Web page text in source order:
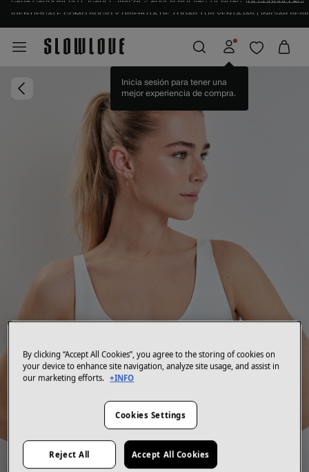
IDENTIFÍCATE COMO SOCIO Y DISFRUTA DE TODAS TUS VENTAJAS | INICIAR
Inicia sesión para tener una
mejor experiencia de compra.
By clicking “Accept All Cookies”, you agree to the storing of cookies on
your device to enhance site navigation, analyze site usage, and assist in
our marketing efforts. +INFO
Cookies Settings
Reject All Accept All Cookies